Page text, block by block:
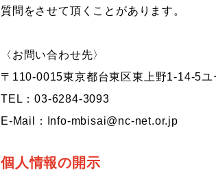
質問をさせて頂くことがあります。
〈お問い合わせ先〉
〒110-0015東京都台東区東上野1-14-5ユ
TEL：03-6284-3093
E-Mail：Info-mbisai@nc-net.or.jp
個人情報の開示